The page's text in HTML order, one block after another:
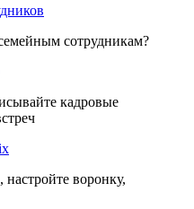
сотрудникам?
кадровые
воронку,